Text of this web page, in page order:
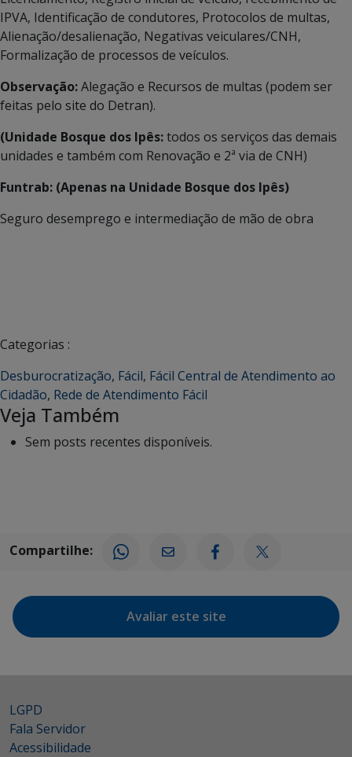
IPVA, Identificação de condutores, Protocolos de multas,
Alienação/desalienação, Negativas veiculares/CNH,
Formalização de processos de veículos.
Observação:Alegação e Recursos de multas (podem ser
feitas pelo site do Detran).
(Unidade Bosque dos Ipês:todos os serviços das demais
unidades e também com Renovação e 2ª via de CNH)
Funtrab: (Apenas na Unidade Bosque dos Ipês)
Seguro desemprego e intermediação de mão de obra
Categorias :
Desburocratização, Fácil, Fácil Central de Atendimento ao
Cidadão, Rede de Atendimento Fácil
Veja Também
Sem posts recentes disponíveis.
Compartilhe:
Avaliar este site
LGPD
Fala Servidor
Acessibilidade